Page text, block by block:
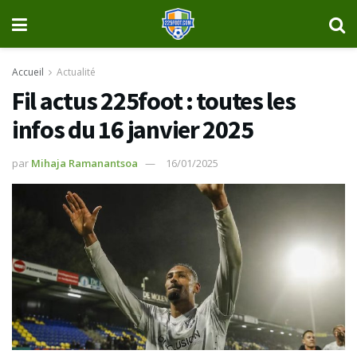
Accueil Actualité
Fil actus 225foot : toutes les
infos du 16 janvier 2025
par Mihaja Ramanantsoa 16/01/2025